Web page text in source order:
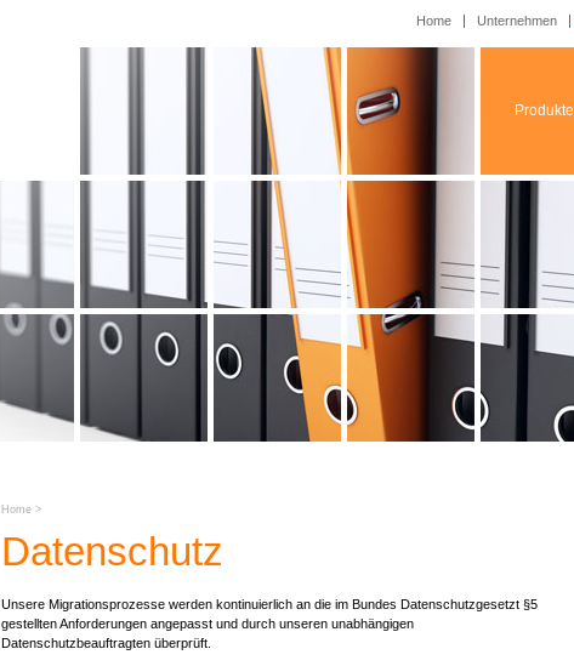
Home Unternehmen
Produkte
Home>
Datenschutz
Unsere Migrationsprozesse werden kontinuierlich an die im Bundes Datenschutzgesetzt §5
gestellten Anforderungen angepasst und durch unseren unabhängigen
Datenschutzbeauftragten überprüft.